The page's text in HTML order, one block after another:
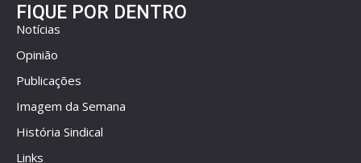
FIQUE POR DENTRO
Notícias
Opinião
Publicações
Imagem da Semana
História Sindical
Links